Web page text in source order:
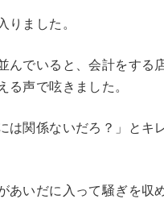
ました。
んでいると、会計をす
る声で呟きました。
は関係ないだろ？」と
あいだに入って騒ぎを収